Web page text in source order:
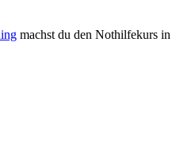
machst du den Nothilfekurs in